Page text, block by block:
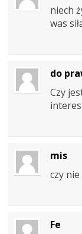
niech
was
do
Czy
mis
czy
Fe